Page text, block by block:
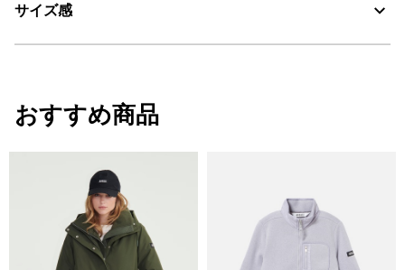
・色：ダヴ (003)
サイズ感
XS
23
L
おすすめ商品